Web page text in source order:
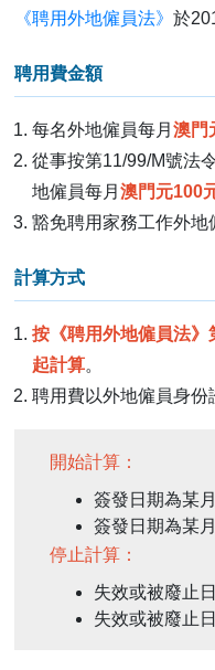
《聘用外地僱員法》 於
聘用費金額
每名外地僱員每月 澳門
從事按第11/99/M號法
地僱員每月 澳門元100
豁免聘用家務工作外地
計算方式
按《聘用外地僱員法
起計算。
聘用費以外地僱員身份
開始計算：
簽發日期為某
簽發日期為某
停止計算：
失效或被廢止
失效或被廢止